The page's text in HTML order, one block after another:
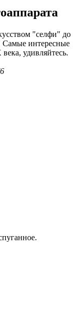
"селфи" до
Самые интересные
удивляйтесь.